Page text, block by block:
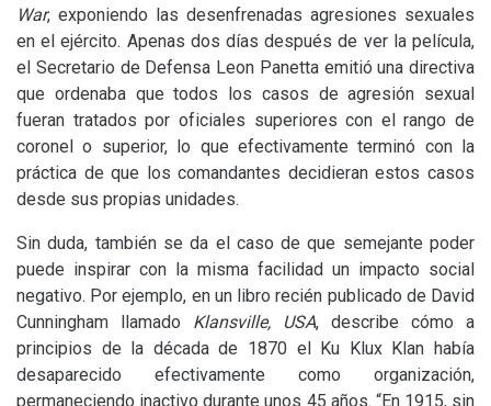
War, exponiendo las desenfrenadas agresiones sexuales
en el ejército. Apenas dos días después de ver la película,
el Secretario de Defensa Leon Panetta emitió una directiva
que ordenaba que todos los casos de agresión sexual
fueran tratados por oficiales superiores con el rango de
coronel o superior, lo que efectivamente terminó con la
práctica de que los comandantes decidieran estos casos
desde sus propias unidades.
Sin duda, también se da el caso de que semejante poder
puede inspirar con la misma facilidad un impacto social
negativo. Por ejemplo, en un libro recién publicado de David
Cunningham llamado Klansville, USA, describe cómo a
principios de la década de 1870 el Ku Klux Klan había
desaparecido efectivamente como organización,
permaneciendo inactivo durante unos 45 años. “En 1915, sin